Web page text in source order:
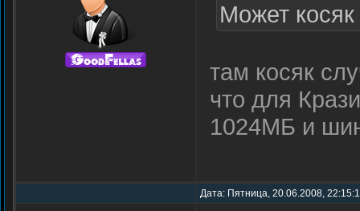
Может
там косяк
что для
1024МБ и
Дата: Пятница, 20.06.2008,